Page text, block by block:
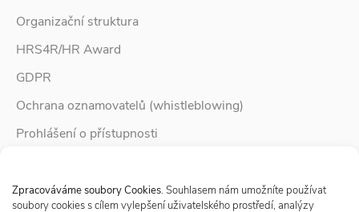
Zpracováváme soubory Cookies. Souhlasem nám umožníte používat
soubory cookies s cílem vylepšení uživatelského prostředí, analýzy
Organizační struktura
HRS4R/HR Award
GDPR
Ochrana oznamovatelů (whistleblowing)
Prohlášení o přístupnosti
Zpravodaj Rodina